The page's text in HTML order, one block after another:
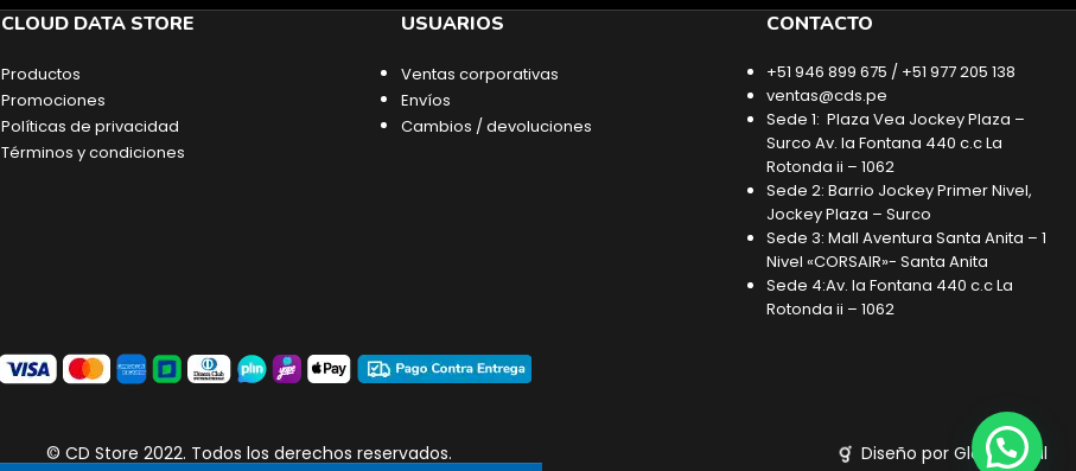
CLOUD DATA STORE
Productos
Promociones
Políticas de privacidad
Términos y condiciones
USUARIOS
Ventas corporativas
Envíos
Cambios / devoluciones
CONTACTO
+51 946 899 675 / +51 977 205 138
ventas@cds.pe
Sede 1: Plaza Vea Jockey Plaza –
Surco Av. la Fontana 440 c.c La
Rotonda ii – 1062
Sede 2: Barrio Jockey Primer Nivel,
Jockey Plaza – Surco
Sede 3: Mall Aventura Santa Anita – 1
Nivel «CORSAIR»- Santa Anita
Sede 4:Av. la Fontana 440 c.c La
Rotonda ii – 1062
© CD Store 2022. Todos los derechos reservados. Diseño por Glob Digital